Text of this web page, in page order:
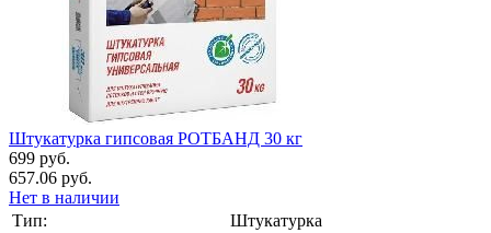
Штукатурка гипсовая РОТБАНД 30 кг
699 руб.
657.06 руб.
Нет в наличии
Тип:
Штукатурка